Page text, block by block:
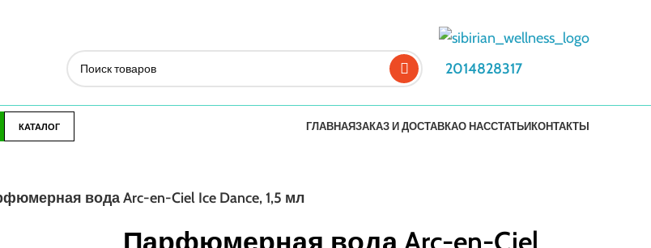
2014828317
КАТАЛОГ ГЛАВНАЯЗАКАЗ И ДОСТАВКАО НАССТАТЬИКОНТАКТЫ
вода Arc-en-Ciel Ice Dance, 1,5 мл